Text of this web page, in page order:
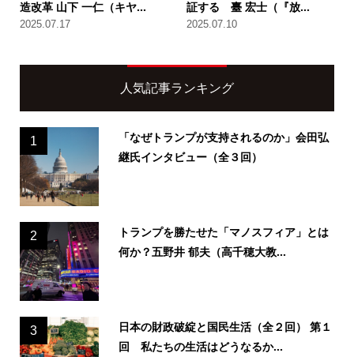
造改革 山下 一仁（キヤ...
2025.07.17
証する 臺 宏士（『放...
2025.07.10
人気記事ランキング
1
「なぜトランプが支持されるのか」会田弘
継氏インタビュー（全３回）
2
トランプを勝たせた「マノスフィア」とは
何か？五野井 郁夫（高千穂大教...
3
日本の財政破綻と国民生活（全２回） 第１
回 私たちの生活はどうなるか...